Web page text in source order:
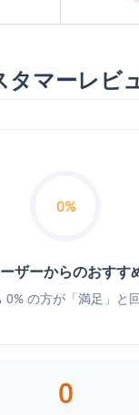
タマーレビ
0%
ザーからのおすす
0% の方が「満足」と
0